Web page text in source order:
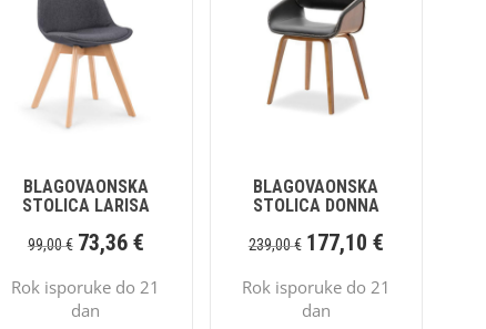
BLAGOVAONSKA
STOLICA LARISA
99,00€ 73,36 €
Rok isporuke do 21
dan
BLAGOVAONSKA
STOLICA DONNA
239,00€ 177,10 €
Rok isporuke do 21
dan